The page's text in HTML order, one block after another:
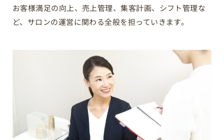
お客様満足の向上、売上管理、集客計画、シフト管理な
ど、サロンの運営に関わる全般を担っていきます。